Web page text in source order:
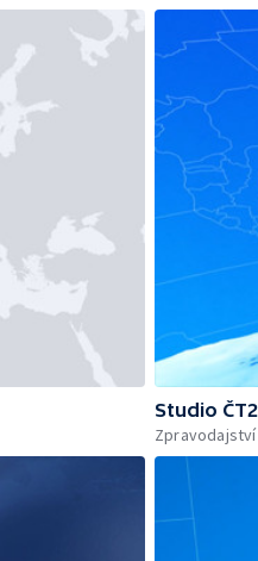
Studio
Zpravodajství